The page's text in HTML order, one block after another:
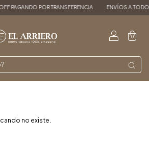
PAGANDO POR TRANSFERENCIA ENVÍOS A TODO
0
no existe.